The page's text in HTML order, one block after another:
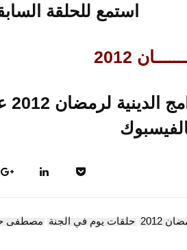
استمع للحلقة
2012
2012 حلقات يوم في الجنة مصطفى